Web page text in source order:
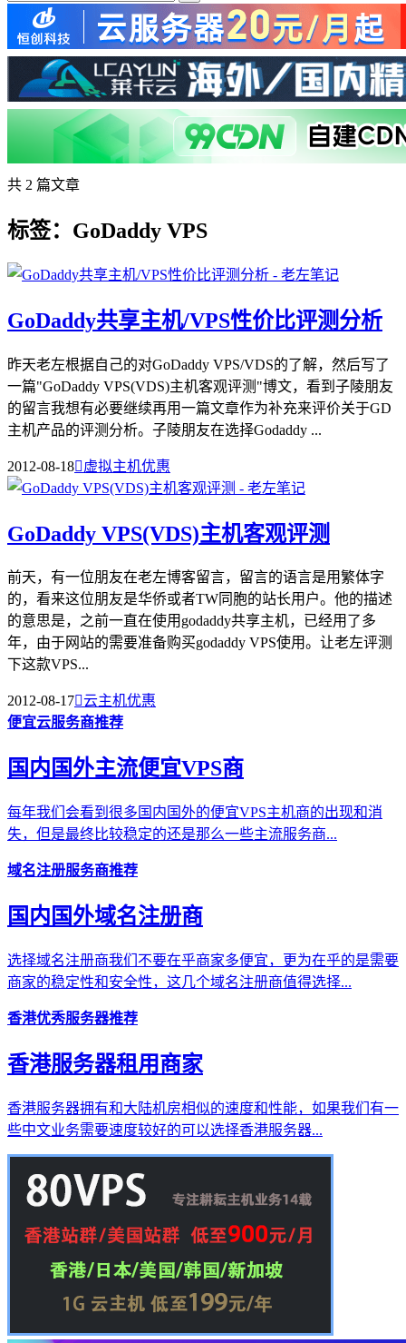
共 2 篇文章
标签：GoDaddy VPS
GoDaddy共享主机/VPS性价比评测分析
昨天老左根据自己的对GoDaddy VPS/VDS的了解，然后写了
一篇"GoDaddy VPS(VDS)主机客观评测"博文，看到子陵朋友
的留言我想有必要继续再用一篇文章作为补充来评价关于GD
主机产品的评测分析。子陵朋友在选择Godaddy ...
2012-08-18虚拟主机优惠
GoDaddy VPS(VDS)主机客观评测
前天，有一位朋友在老左博客留言，留言的语言是用繁体字
的，看来这位朋友是华侨或者TW同胞的站长用户。他的描述
的意思是，之前一直在使用godaddy共享主机，已经用了多
年，由于网站的需要准备购买godaddy VPS使用。让老左评测
下这款VPS...
2012-08-17云主机优惠
便宜云服务商推荐
国内国外主流便宜VPS商
每年我们会看到很多国内国外的便宜VPS主机商的出现和消
失，但是最终比较稳定的还是那么一些主流服务商...
域名注册服务商推荐
国内国外域名注册商
选择域名注册商我们不要在乎商家多便宜，更为在乎的是需要
商家的稳定性和安全性，这几个域名注册商值得选择...
香港优秀服务器推荐
香港服务器租用商家
香港服务器拥有和大陆机房相似的速度和性能，如果我们有一
些中文业务需要速度较好的可以选择香港服务器...